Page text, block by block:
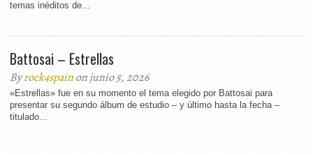
temas inéditos de...
Battosai – Estrellas
Byrock4spainon junio 5, 2026
«Estrellas» fue en su momento el tema elegido por Battosai para
presentar su segundo álbum de estudio – y último hasta la fecha –
titulado...